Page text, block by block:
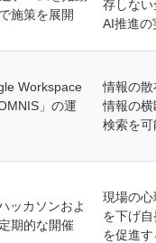
施策を展開
存しない
AI推進の
Workspace
」の運
情報の散
情報の横
検索を可
ッカソンおよ
期的な開催
現場の
を下げ
を促進す